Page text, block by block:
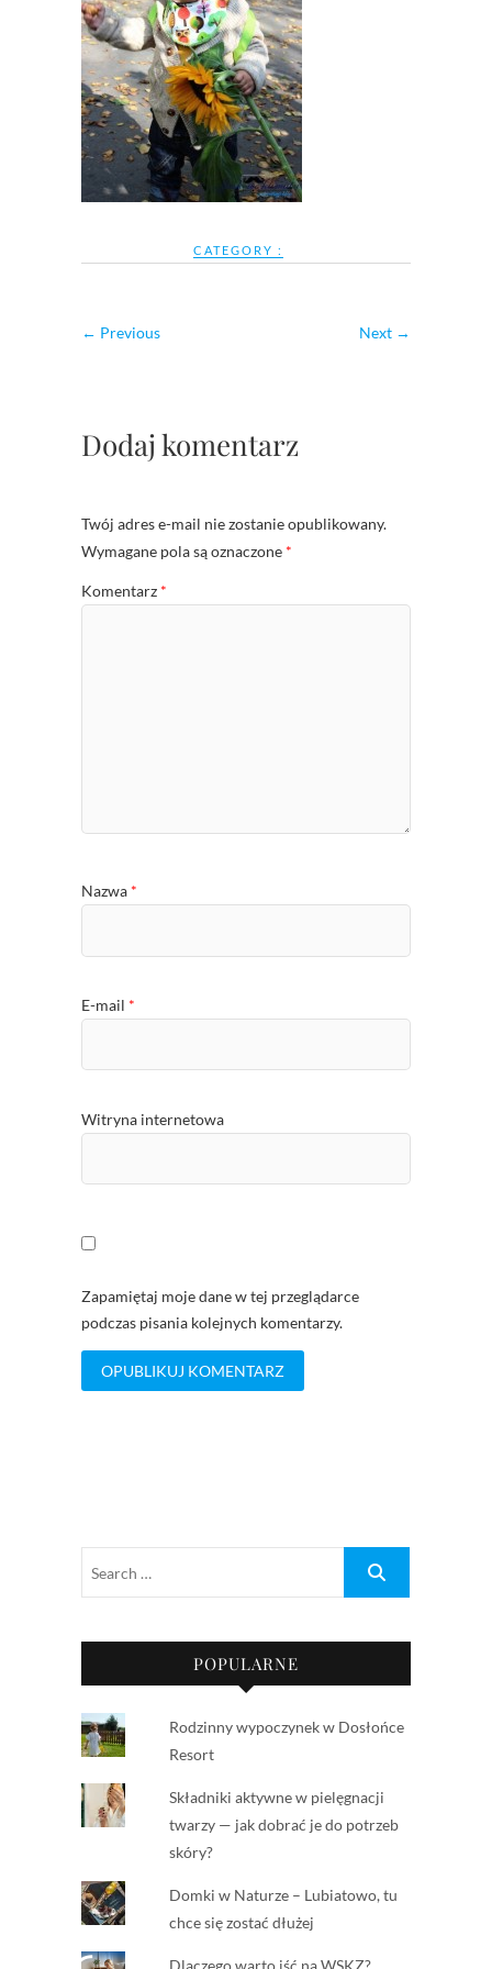
CATEGORY :
← Previous Next →
Dodaj komentarz
Twój adres e-mail nie zostanie opublikowany.
Wymagane pola są oznaczone *
Komentarz *
Nazwa *
E-mail *
Witryna internetowa
Zapamiętaj moje dane w tej przeglądarce
podczas pisania kolejnych komentarzy.
POPULARNE
Rodzinny wypoczynek w Dosłońce
Resort
Składniki aktywne w pielęgnacji
twarzy — jak dobrać je do potrzeb
skóry?
Domki w Naturze – Lubiatowo, tu
chce się zostać dłużej